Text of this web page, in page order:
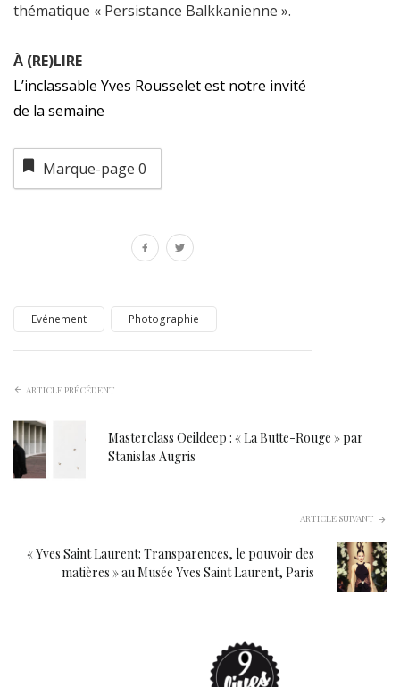
thématique « Persistance Balkkanienne ».
À (RE)LIRE
L’inclassable Yves Rousselet est notre invité
de la semaine
Marque-page 0
Evénement Photographie
ARTICLE PRÉCÉDENT
Masterclass Oeildeep : « La Butte-Rouge » par
Stanislas Augris
ARTICLE SUIVANT
« Yves Saint Laurent: Transparences, le pouvoir des
matières » au Musée Yves Saint Laurent, Paris